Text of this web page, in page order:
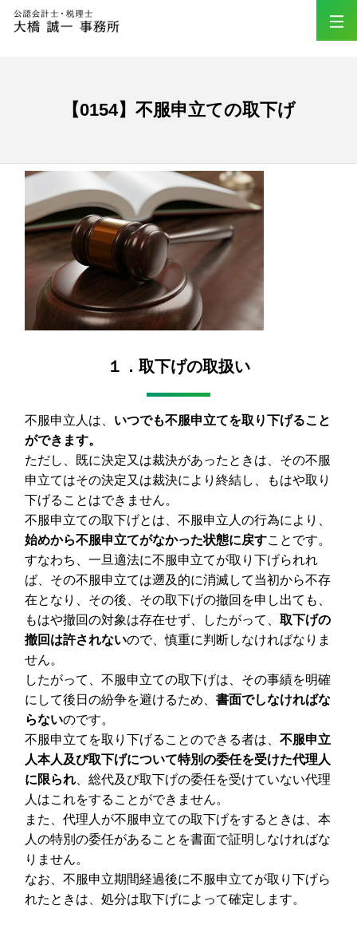
【0154】不服申立ての取下げ
１．取下げの取扱い
不服申立人は、 いつでも不服申立てを取り下げること
ができます。
ただし、既に決定又は裁決があったときは、その不服
申立てはその決定又は裁決により終結し、もはや取り
下げることはできません。
不服申立ての取下げとは、不服申立人の行為により、
始めから不服申立てがなかった状態に戻すことです。
すなわち、一旦適法に不服申立てが取り下げられれ
ば、その不服申立ては遡及的に消滅して当初から不存
在となり、その後、その取下げの撤回を申し出ても、
もはや撤回の対象は存在せず、したがって、取下げの
撤回は許されないので、慎重に判断しなければなりま
せん。
したがって、不服申立ての取下げは、その事績を明確
にして後日の紛争を避けるため、書面でしなければな
らないのです。
不服申立てを取り下げることのできる者は、不服申立
人本人及び取下げについて特別の委任を受けた代理人
に限られ 、総代及び取下げの委任を受けていない代理
人はこれをすることができません。
また、代理人が不服申立ての取下げをするときは、本
人の特別の委任があることを書面で証明しなければな
りません。
なお、不服申立期間経過後に不服申立てが取り下げら
れたときは、処分は取下げによって確定します。